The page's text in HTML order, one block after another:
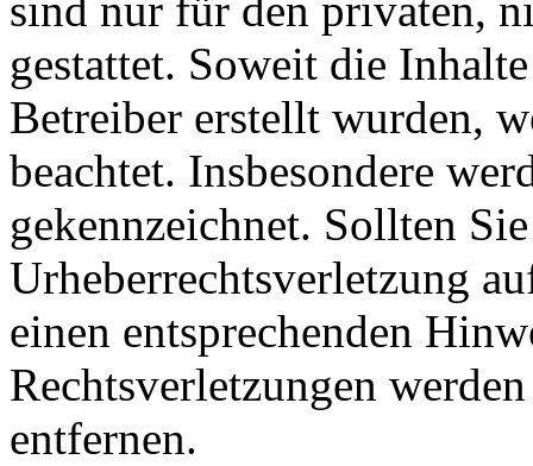
sind nur für den privaten,
gestattet. Soweit die
Betreiber erstellt wurden,
beachtet. Insbesondere
gekennzeichnet. Sollten
Urheberrechtsverletzung
einen entsprechenden
Rechtsverletzungen
entfernen.